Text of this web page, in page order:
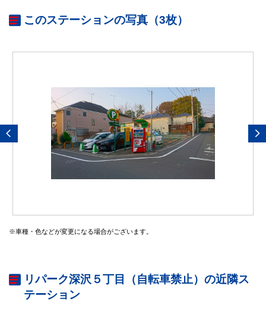
このステーションの写真（3枚）
※車種・色などが変更になる場合がございます。
リパーク深沢５丁目（自転車禁止）の近隣ス
テーション